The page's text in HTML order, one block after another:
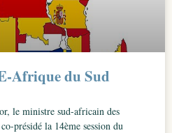
Afrique du Sud
le ministre sud-africain des
présidé la 14ème session du